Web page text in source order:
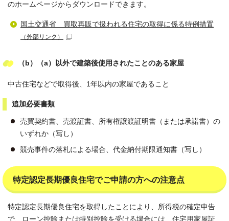
のホームページからダウンロードできます。
国土交通省 買取再販で扱われる住宅の取得に係る特例措置
（外部リンク）
（b）（a）以外で建築後使用されたことのある家屋
中古住宅などで取得後、1年以内の家屋であること
追加必要書類
売買契約書、売渡証書、所有権譲渡証明書（または承諾書）の
いずれか（写し）
競売事件の落札による場合、代金納付期限通知書（写し）
特定認定長期優良住宅でご申請の方への注意点
特定認定長期優良住宅を取得したことにより、所得税の確定申告
で、ローン控除または特別控除を受ける場合には、住宅用家屋証